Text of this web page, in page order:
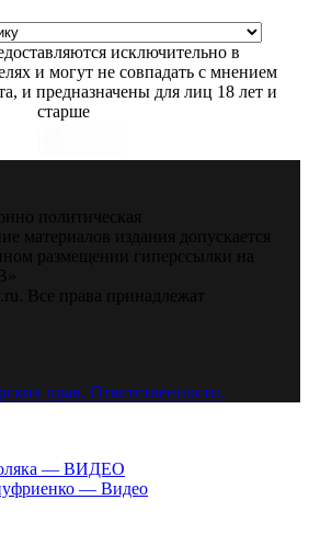
исключительно в
и могут не совпадать с мнением
и предназначены для лиц 18 лет и
старше
политическая
материалов издания допускается
размещении гиперссылки на
Все права принадлежат
прав. Ответственности.
— ВИДЕО
— Видео